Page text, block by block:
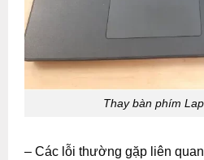
Thay bàn phím
– Các lỗi thường gặp liên